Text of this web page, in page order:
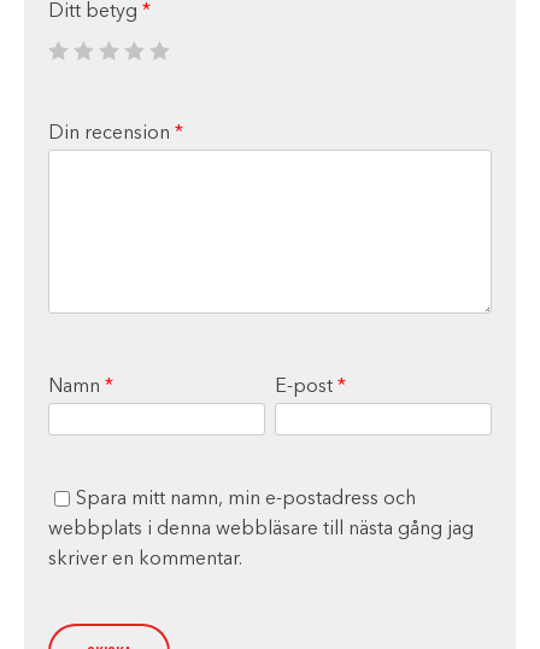
Ditt betyg *
Din recension *
Namn * E-post *
Spara mitt namn, min e-postadress och
webbplats i denna webbläsare till nästa gång jag
skriver en kommentar.